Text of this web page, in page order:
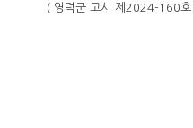
( 영덕군 고시 제2024-160호